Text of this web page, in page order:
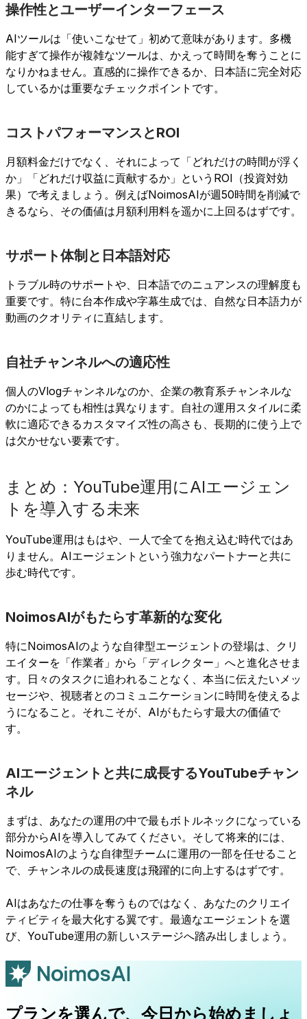
操作性とユーザーインターフェース
AIツールは「使いこなせて」初めて意味があります。多機
能すぎて操作が複雑なツールは、かえって時間を奪うことに
なりかねません。直感的に操作できるか、日本語に完全対応
しているかは重要なチェックポイントです。
コストパフォーマンスとROI
月額料金だけでなく、それによって「どれだけの時間が浮く
か」「どれだけ収益に貢献するか」というROI（投資対効
果）で考えましょう。例えばNoimosAIが週50時間を削減で
きるなら、その価値は月額利用料を遥かに上回るはずです。
サポート体制と日本語対応
トラブル時のサポートや、日本語でのニュアンスの理解度も
重要です。特に台本作成や字幕生成では、自然な日本語力が
動画のクオリティに直結します。
自社チャンネルへの適応性
個人のVlogチャンネルなのか、企業の教育系チャンネルな
のかによっても相性は異なります。自社の運用スタイルに柔
軟に適応できるカスタマイズ性の高さも、長期的に使う上で
は欠かせない要素です。
まとめ：YouTube運用にAIエージェン
トを導入する未来
YouTube運用はもはや、一人で全てを抱え込む時代ではあ
りません。AIエージェントという強力なパートナーと共に
歩む時代です。
NoimosAIがもたらす革新的な変化
特にNoimosAIのような自律型エージェントの登場は、クリ
エイターを「作業者」から「ディレクター」へと進化させま
す。日々のタスクに追われることなく、本当に伝えたいメッ
セージや、視聴者とのコミュニケーションに時間を使えるよ
うになること。それこそが、AIがもたらす最大の価値で
す。
AIエージェントと共に成長するYouTubeチャン
ネル
まずは、あなたの運用の中で最もボトルネックになっている
部分からAIを導入してみてください。そして将来的には、
NoimosAIのような自律型チームに運用の一部を任せること
で、チャンネルの成長速度は飛躍的に向上するはずです。
AIはあなたの仕事を奪うものではなく、あなたのクリエイ
ティビティを最大化する翼です。最適なエージェントを選
び、YouTube運用の新しいステージへ踏み出しましょう。
プランを選んで、今日から始めましょ